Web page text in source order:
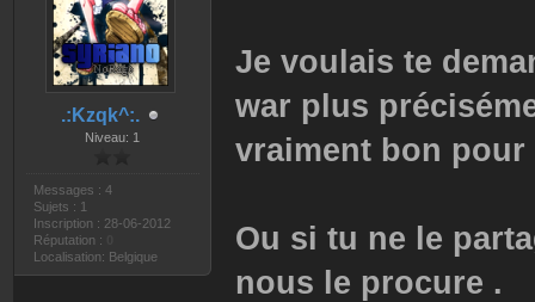
.:Kzqk^:.
Niveau: 1
Messages : 4
Sujets : 1
Inscription : 28-06-2012
Réputation :
Localisation: Belgique
Je voulais te
war plus
vraiment bon pour
Ou si tu ne le
nous le procure .